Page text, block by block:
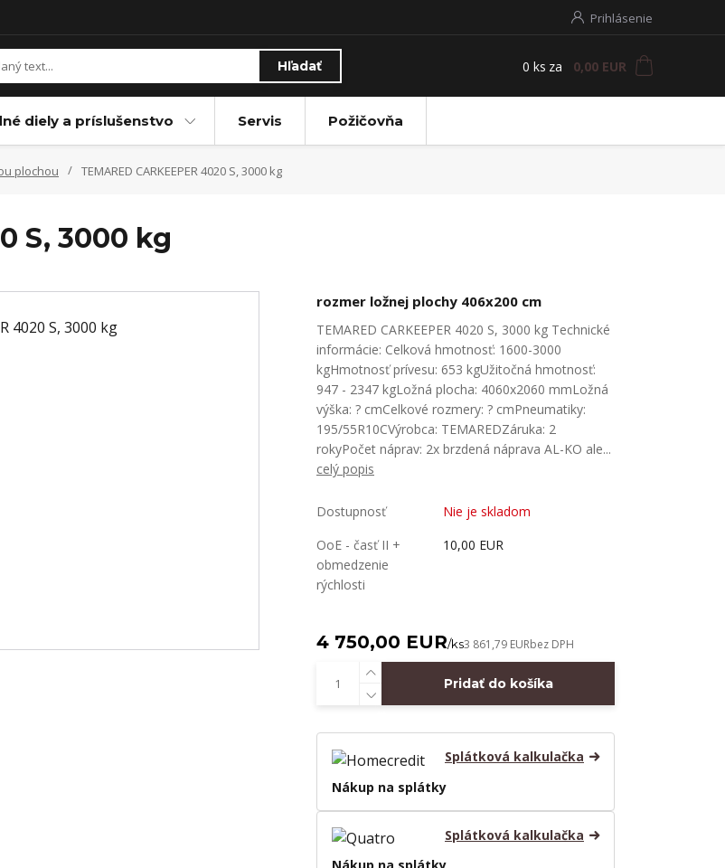
Prihlásenie
Hľadať 0 ks za 0,00 EUR
diely a príslušenstvo Servis Požičovňa
plochou TEMARED CARKEEPER 4020 S, 3000 kg
S, 3000 kg
rozmer ložnej plochy 406x200 cm
TEMARED CARKEEPER 4020 S, 3000 kg Technické
informácie: Celková hmotnosť: 1600-3000
kgHmotnosť prívesu: 653 kgUžitočná hmotnosť:
947 - 2347 kgLožná plocha: 4060x2060 mmLožná
výška: ? cmCelkové rozmery: ? cmPneumatiky:
195/55R10CVýrobca: TEMAREDZáruka: 2
rokyPočet náprav: 2x brzdená náprava AL-KO ale...
celý popis
Dostupnosť
Nie je skladom
OoE - časť II +
obmedzenie
rýchlosti
10,00 EUR
4 750,00 EUR/ks3 861,79 EURbez DPH
Pridať do košíka
Splátková kalkulačka
Nákup na splátky
Splátková kalkulačka